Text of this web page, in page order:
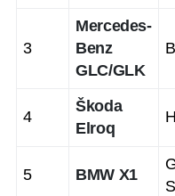
3
Mercedes-
Benz
GLC/GLK
4
Škoda
Elroq
5 BMW X1